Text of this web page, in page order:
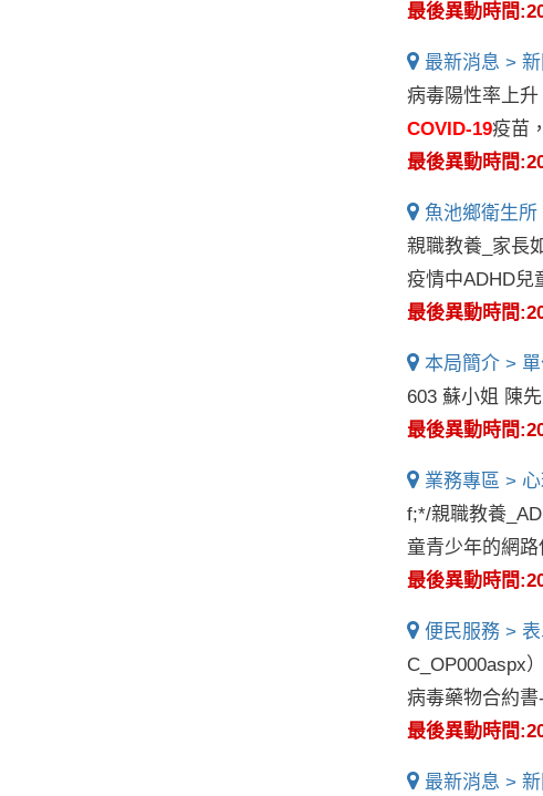
最後異動時間
最新消息 >
病毒陽性率上
COVID-19疫苗
最後異動時間
魚池鄉衛生
親職教養_家長
疫情中ADHD兒
最後異動時間
本局簡介 >
603 蘇小姐 陳
最後異動時間
業務專區 >
f;*/親職教養
童青少年的網
最後異動時間
便民服務 >
C_OP000aspx
病毒藥物合約書
最後異動時間
最新消息 >